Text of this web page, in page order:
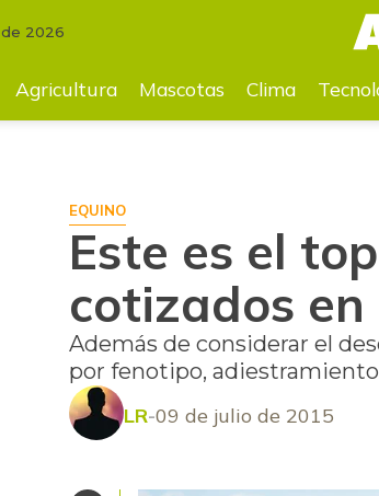
el top 5 de los saltos más cotizados en el mercado
2026
Agricultura Mascotas Clima
EQUINO
Este es el
cotizados
Además de considerar el
por fenotipo,
LR 09 de julio de 2015